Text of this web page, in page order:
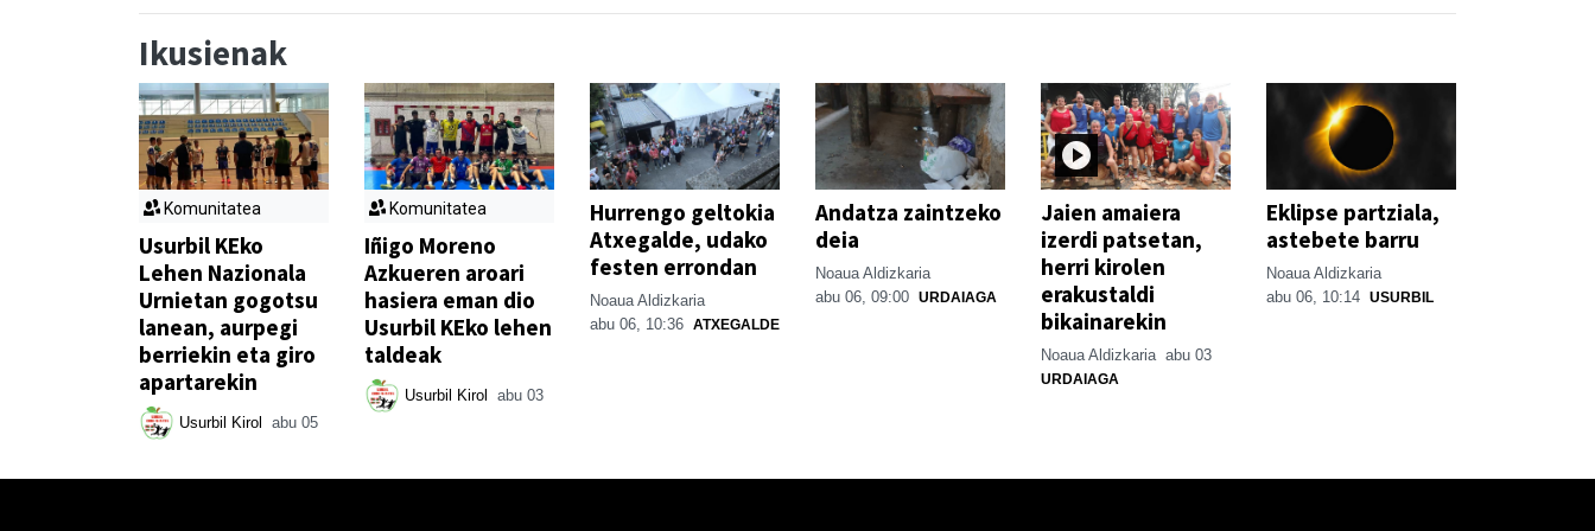
Ikusienak
Komunitatea
Usurbil KEko
Lehen Nazionala
Urnietan gogotsu
lanean, aurpegi
berriekin eta giro
apartarekin
Usurbil Kirol abu 05
Komunitatea
Iñigo Moreno
Azkueren aroari
hasiera eman dio
Usurbil KEko lehen
taldeak
Usurbil Kirol abu 03
Hurrengo geltokia
Atxegalde, udako
festen errondan
Noaua Aldizkaria
abu 06, 10:36 ATXEGALDE
Andatza zaintzeko
deia
Noaua Aldizkaria
abu 06, 09:00 URDAIAGA
Jaien amaiera
izerdi patsetan,
herri kirolen
erakustaldi
bikainarekin
Noaua Aldizkaria abu 03
URDAIAGA
Eklipse partziala,
astebete barru
Noaua Aldizkaria
abu 06, 10:14 USURBIL